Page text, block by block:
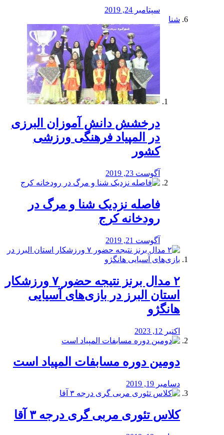
سپتامبر 24, 2019
شنا
درخشش دانش آموزان البرزی
در المپیاد فرهنگی ورزشی
کشور
آگوست 23, 2019
️فاصله نزدیک شنا و مرگ در
رودخانه کرج
آگوست 21, 2019
۲ مدال برنز نتیجه حضور ۷ ورزشکار
استان البرز در بازی‌های آسیایی
هانگژو
اکتبر 12, 2023
دومین دوره مسابفات المپیاد است
دسامبر 19, 2019
کلاس تئوری مربی گری درجه ۳ آقا